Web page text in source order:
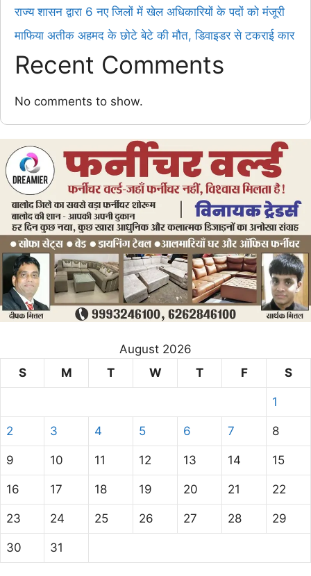
राज्य शासन द्वारा 6 नए जिलों में खेल अधिकारियों के पदों को मंजूरी
माफिया अतीक अहमद के छोटे बेटे की मौत, डिवाइडर से टकराई कार
Recent Comments
No comments to show.
August 2026
S
M T W T F S
1
2 3 4 5 6 7 8
9 10 11 12 13 14 15
16 17 18 19 20 21 22
23 24 25 26 27 28 29
30 31